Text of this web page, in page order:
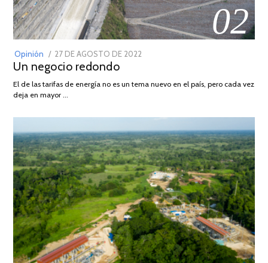
02
Opinión
POSTED
ON
27 DE AGOSTO DE 2022
DE
Un negocio redondo
El de las tarifas de energía no es un tema nuevo en el país, pero cada vez
deja en mayor …